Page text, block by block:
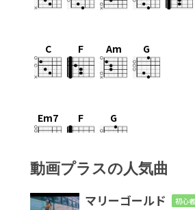
C F Am G
Em7 F G
動画プラスの人気曲
マリーゴールド 初心